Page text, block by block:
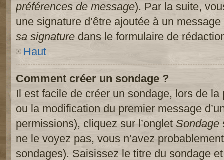
préférences de message). Par la suite,
une signature d’être ajoutée à un
sa signature dans le formulaire de
Haut
Comment créer un sondage ?
Il est facile de créer un sondage, lors de la
ou la modification du premier message
permissions), cliquez sur l’onglet Sondage
ne le voyez pas, vous n’avez
sondages). Saisissez le titre du sondage